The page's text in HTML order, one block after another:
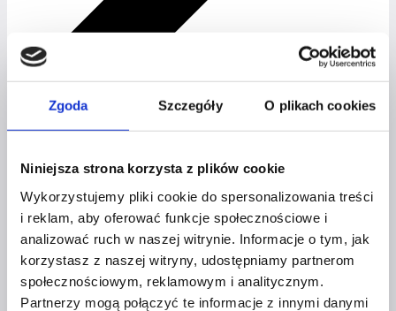
Zgoda Szczegóły O plikach cookies
Niniejsza strona korzysta z plików cookie
Wykorzystujemy pliki cookie do spersonalizowania treści
i reklam, aby oferować funkcje społecznościowe i
analizować ruch w naszej witrynie. Informacje o tym, jak
korzystasz z naszej witryny, udostępniamy partnerom
społecznościowym, reklamowym i analitycznym.
Partnerzy mogą połączyć te informacje z innymi danymi